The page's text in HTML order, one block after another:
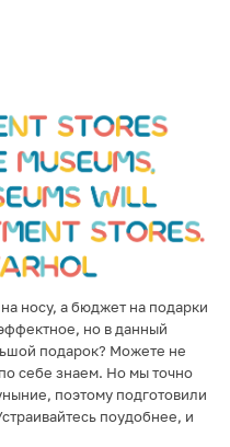
носу, а бюджет на подарки
но в данный
подарок? Можете не
себе знаем. Но мы точно
поэтому подготовили
поудобнее, и